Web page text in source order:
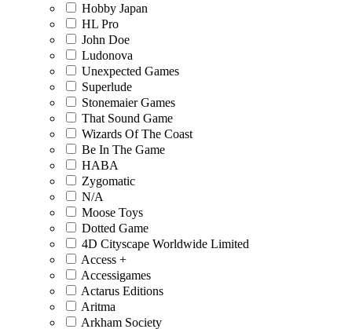
Hobby Japan
HL Pro
John Doe
Ludonova
Unexpected Games
Superlude
Stonemaier Games
That Sound Game
Wizards Of The Coast
Be In The Game
HABA
Zygomatic
N/A
Moose Toys
Dotted Game
4D Cityscape Worldwide Limited
Access +
Accessigames
Actarus Editions
Aritma
Arkham Society